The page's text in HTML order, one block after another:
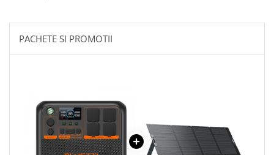
PACHETE SI PROMOTII